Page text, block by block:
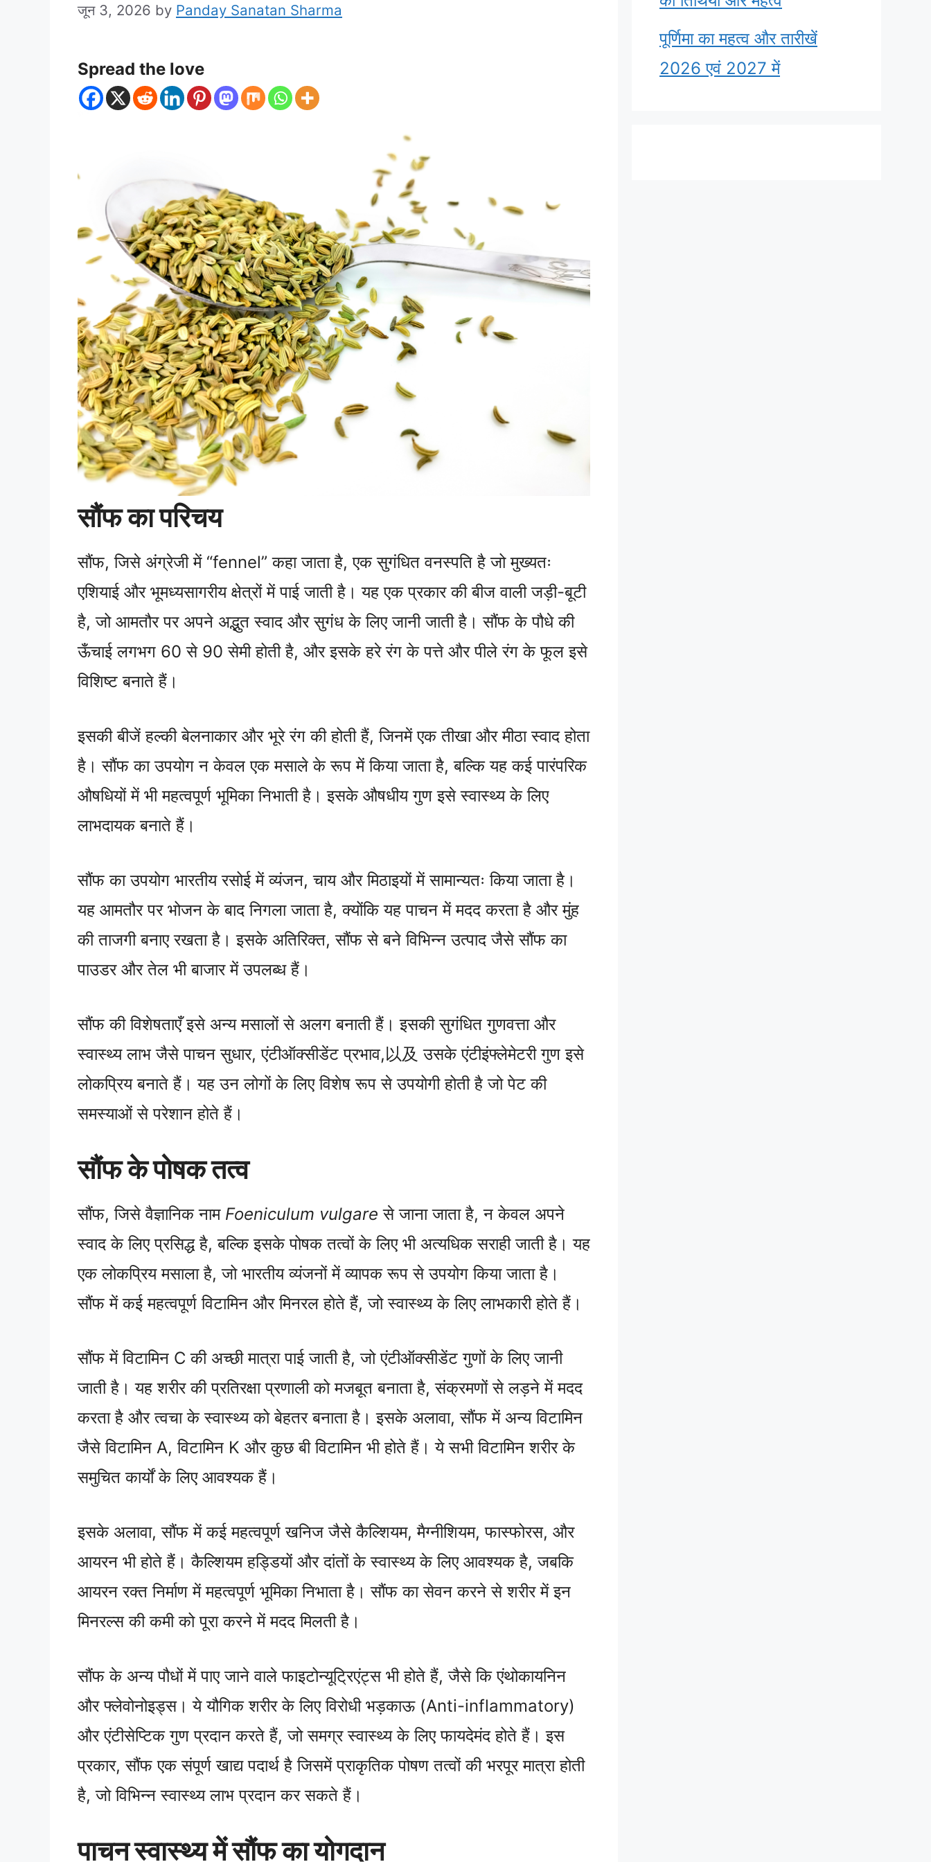
जून 3, 2026 by Panday Sanatan Sharma
Spread the love
सौंफ का परिचय
सौंफ, जिसे अंग्रेजी में “fennel” कहा जाता है, एक सुगंधित वनस्पति है जो मुख्यतः
एशियाई और भूमध्यसागरीय क्षेत्रों में पाई जाती है। यह एक प्रकार की बीज वाली जड़ी-बूटी
है, जो आमतौर पर अपने अद्भुत स्वाद और सुगंध के लिए जानी जाती है। सौंफ के पौधे की
ऊँचाई लगभग 60 से 90 सेमी होती है, और इसके हरे रंग के पत्ते और पीले रंग के फूल इसे
विशिष्ट बनाते हैं।
इसकी बीजें हल्की बेलनाकार और भूरे रंग की होती हैं, जिनमें एक तीखा और मीठा स्वाद होता
है। सौंफ का उपयोग न केवल एक मसाले के रूप में किया जाता है, बल्कि यह कई पारंपरिक
औषधियों में भी महत्वपूर्ण भूमिका निभाती है। इसके औषधीय गुण इसे स्वास्थ्य के लिए
लाभदायक बनाते हैं।
सौंफ का उपयोग भारतीय रसोई में व्यंजन, चाय और मिठाइयों में सामान्यतः किया जाता है।
यह आमतौर पर भोजन के बाद निगला जाता है, क्योंकि यह पाचन में मदद करता है और मुंह
की ताजगी बनाए रखता है। इसके अतिरिक्त, सौंफ से बने विभिन्न उत्पाद जैसे सौंफ का
पाउडर और तेल भी बाजार में उपलब्ध हैं।
सौंफ की विशेषताएँ इसे अन्य मसालों से अलग बनाती हैं। इसकी सुगंधित गुणवत्ता और
स्वास्थ्य लाभ जैसे पाचन सुधार, एंटीऑक्सीडेंट प्रभाव,以及 उसके एंटीइंफ्लेमेटरी गुण इसे
लोकप्रिय बनाते हैं। यह उन लोगों के लिए विशेष रूप से उपयोगी होती है जो पेट की
समस्याओं से परेशान होते हैं।
सौंफ के पोषक तत्व
सौंफ, जिसे वैज्ञानिक नाम Foeniculum vulgare से जाना जाता है, न केवल अपने
स्वाद के लिए प्रसिद्ध है, बल्कि इसके पोषक तत्वों के लिए भी अत्यधिक सराही जाती है। यह
एक लोकप्रिय मसाला है, जो भारतीय व्यंजनों में व्यापक रूप से उपयोग किया जाता है।
सौंफ में कई महत्वपूर्ण विटामिन और मिनरल होते हैं, जो स्वास्थ्य के लिए लाभकारी होते हैं।
सौंफ में विटामिन C की अच्छी मात्रा पाई जाती है, जो एंटीऑक्सीडेंट गुणों के लिए जानी
जाती है। यह शरीर की प्रतिरक्षा प्रणाली को मजबूत बनाता है, संक्रमणों से लड़ने में मदद
करता है और त्वचा के स्वास्थ्य को बेहतर बनाता है। इसके अलावा, सौंफ में अन्य विटामिन
जैसे विटामिन A, विटामिन K और कुछ बी विटामिन भी होते हैं। ये सभी विटामिन शरीर के
समुचित कार्यों के लिए आवश्यक हैं।
इसके अलावा, सौंफ में कई महत्वपूर्ण खनिज जैसे कैल्शियम, मैग्नीशियम, फास्फोरस, और
आयरन भी होते हैं। कैल्शियम हड्डियों और दांतों के स्वास्थ्य के लिए आवश्यक है, जबकि
आयरन रक्त निर्माण में महत्वपूर्ण भूमिका निभाता है। सौंफ का सेवन करने से शरीर में इन
मिनरल्स की कमी को पूरा करने में मदद मिलती है।
सौंफ के अन्य पौधों में पाए जाने वाले फाइटोन्यूट्रिएंट्स भी होते हैं, जैसे कि एंथोकायनिन
और फ्लेवोनोइड्स। ये यौगिक शरीर के लिए विरोधी भड़काऊ (Anti-inflammatory)
और एंटीसेप्टिक गुण प्रदान करते हैं, जो समग्र स्वास्थ्य के लिए फायदेमंद होते हैं। इस
प्रकार, सौंफ एक संपूर्ण खाद्य पदार्थ है जिसमें प्राकृतिक पोषण तत्वों की भरपूर मात्रा होती
है, जो विभिन्न स्वास्थ्य लाभ प्रदान कर सकते हैं।
पाचन स्वास्थ्य में सौंफ का योगदान
पूर्णिमा का महत्व और तारीखें
2026 एवं 2027 में